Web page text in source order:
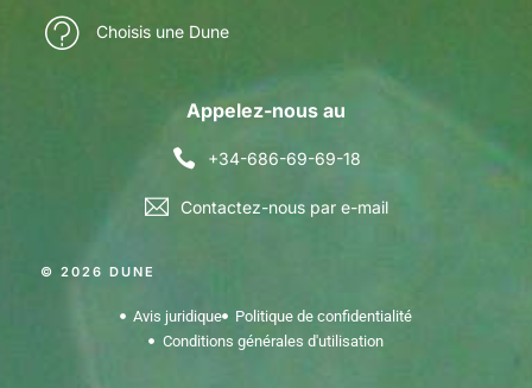
Choisis une Dune
Appelez-nous au
+34-686-69-69-18
Contactez-nous par e-mail
© 2026 DUNE
Avis juridique
Politique de confidentialité
Conditions générales d'utilisation